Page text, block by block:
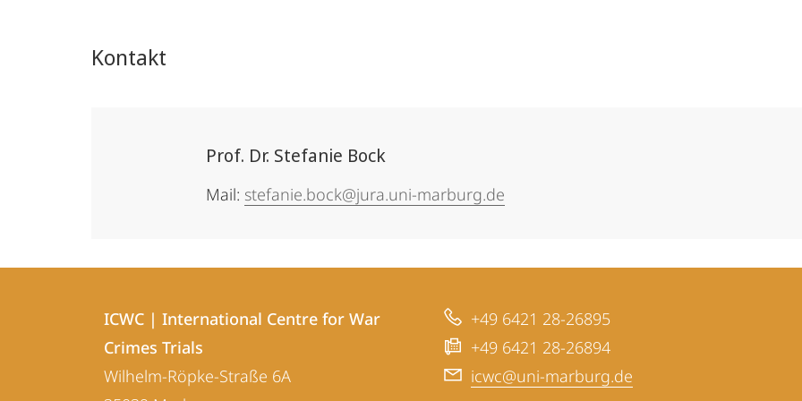
Kontakt
Prof. Dr. Stefanie Bock
Mail: stefanie.bock@jura.uni-marburg.de
Informationen
Kontaktinformationen
ICWC
|
International
ICWC | International Centre for War
Crimes Trials
Wilhelm-Röpke-Straße 6A
+49 6421 28-26895
+49 6421 28-26894
icwc@uni-marburg.de